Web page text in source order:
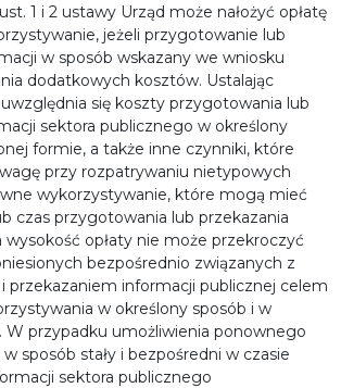
1 i 2 ustawy Urząd może nałożyć opłatę
jeżeli przygotowanie lub
w sposób wskazany we wniosku
dodatkowych kosztów. Ustalając
się koszty przygotowania lub
sektora publicznego w określony
formie, a także inne czynniki, które
przy rozpatrywaniu nietypowych
wykorzystywanie, które mogą mieć
czas przygotowania lub przekazania
wysokość opłaty nie może przekroczyć
bezpośrednio związanych z
przekazaniem informacji publicznej celem
w określony sposób i w
W przypadku umożliwienia ponownego
sposób stały i bezpośredni w czasie
sektora publicznego